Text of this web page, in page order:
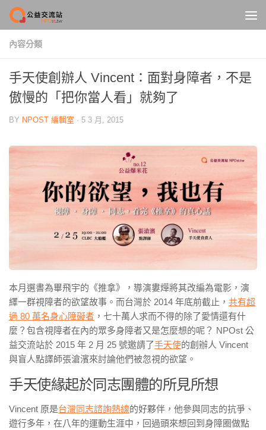
Skip to content
內容分類
手天使創辦人 Vincent：面對身障者，不是
傲慢的「把你當人看」就夠了
BY NPOST 編輯室 · 5 3 月, 2015
本月選書為畢飛宇的《推拿》，導演婁燁將其改編為電影，演
繹一群視障者的欲望故事。而台灣於 2014 年底前截止， 共有超
過 80 萬名身心障礙者 ，七十萬人求而不得的除了愛情還有什
麼？包含視障者在內的眾多身障者又是怎麼想的呢？ NPOst 公
益交流站於 2015 年 2 月 25 號邀請了手天使的創辦人 Vincent
與盲人點譯師張滄濱來討論他們被忽視的欲望。
手天使緣起於同志團體的所見所想
Vincent 原是台灣同志諮詢熱線的好夥伴，他參與同志的抗爭、
遊行多年，在八年的運動生涯中，回過頭來想回到身障圈做點